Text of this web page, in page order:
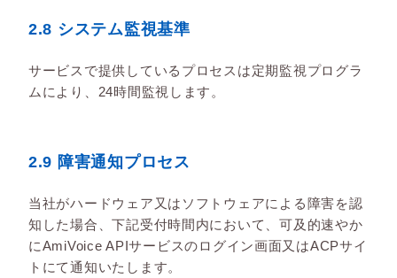
2.8 システム監視基準
サービスで提供しているプロセスは定期監視プログラ
ムにより、24時間監視します。
2.9 障害通知プロセス
当社がハードウェア又はソフトウェアによる障害を認
知した場合、下記受付時間内において、可及的速やか
にAmiVoice APIサービスのログイン画面又はACPサイ
トにて通知いたします。